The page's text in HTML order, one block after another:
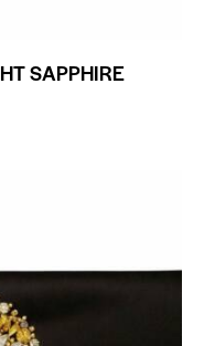
SAPPHIRE